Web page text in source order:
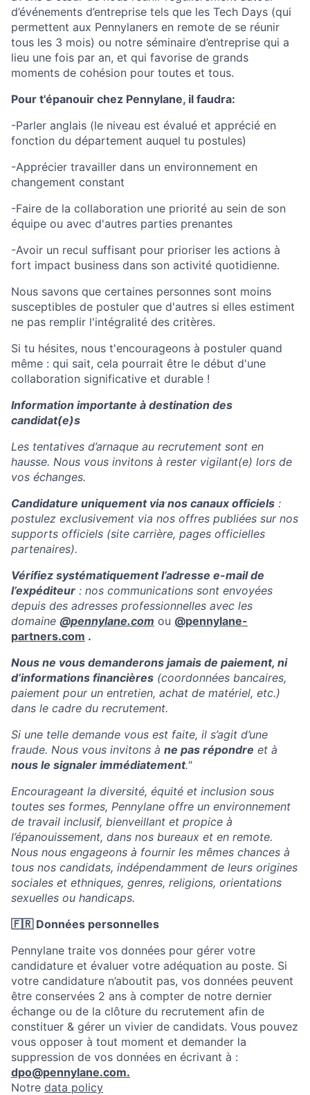
d’événements d’entreprise tels que les Tech Days (qui
permettent aux Pennylaners en remote de se réunir
tous les 3 mois) ou notre séminaire d’entreprise qui a
lieu une fois par an, et qui favorise de grands
moments de cohésion pour toutes et tous.
Pour t'épanouir chez Pennylane, il faudra:
-Parler anglais (le niveau est évalué et apprécié en
fonction du département auquel tu postules)
-Apprécier travailler dans un environnement en
changement constant
-Faire de la collaboration une priorité au sein de son
équipe ou avec d'autres parties prenantes
-Avoir un recul suffisant pour prioriser les actions à
fort impact business dans son activité quotidienne.
Nous savons que certaines personnes sont moins
susceptibles de postuler que d'autres si elles estiment
ne pas remplir l'intégralité des critères.
Si tu hésites, nous t'encourageons à postuler quand
même : qui sait, cela pourrait être le début d'une
collaboration significative et durable !
Information importante à destination des
candidat(e)s
Les tentatives d’arnaque au recrutement sont en
hausse. Nous vous invitons à rester vigilant(e) lors de
vos échanges.
Candidature uniquement via nos canaux officiels :
postulez exclusivement via nos offres publiées sur nos
supports officiels (site carrière, pages officielles
partenaires).
Vérifiez systématiquement l’adresse e-mail de
l’expéditeur : nos communications sont envoyées
depuis des adresses professionnelles avec les
domaine @pennylane.com ou @pennylane-
partners.com .
Nous ne vous demanderons jamais de paiement, ni
d’informations financières (coordonnées bancaires,
paiement pour un entretien, achat de matériel, etc.)
dans le cadre du recrutement.
Si une telle demande vous est faite, il s’agit d’une
fraude. Nous vous invitons à ne pas répondre et à
nous le signaler immédiatement."
Encourageant la diversité, équité et inclusion sous
toutes ses formes, Pennylane offre un environnement
de travail inclusif, bienveillant et propice à
l’épanouissement, dans nos bureaux et en remote.
Nous nous engageons à fournir les mêmes chances à
tous nos candidats, indépendamment de leurs origines
sociales et ethniques, genres, religions, orientations
sexuelles ou handicaps.
🇫🇷 Données personnelles
Pennylane traite vos données pour gérer votre
candidature et évaluer votre adéquation au poste. Si
votre candidature n’aboutit pas, vos données peuvent
être conservées 2 ans à compter de notre dernier
échange ou de la clôture du recrutement afin de
constituer & gérer un vivier de candidats. Vous pouvez
vous opposer à tout moment et demander la
suppression de vos données en écrivant à :
dpo@pennylane.com.
Notre data policy